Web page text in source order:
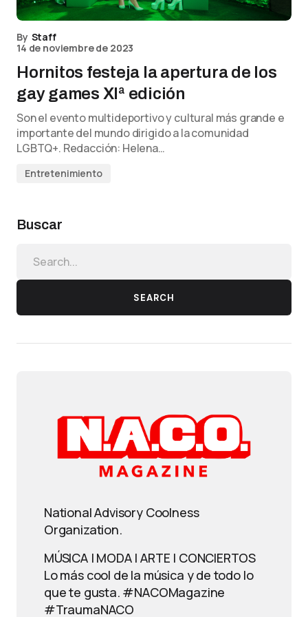
By Staff
14 de noviembre de 2023
Hornitos festeja la apertura de los
gay games XIª edición
Son el evento multideportivo y cultural más grande e
importante del mundo dirigido a la comunidad
LGBTQ+. Redacción: Helena…
Entretenimiento
Buscar
SEARCH
National Advisory Coolness
Organization.
MÚSICA | MODA | ARTE | CONCIERTOS
Lo más cool de la música y de todo lo
que te gusta. #NACOMagazine
#TraumaNACO